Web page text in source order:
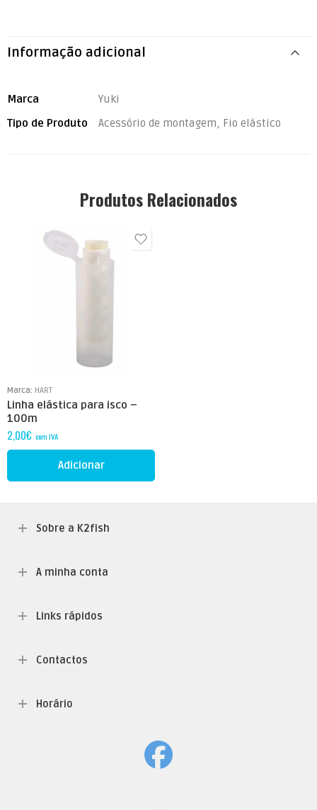
Informação adicional
Marca
Yuki
Tipo de Produto
Acessório de montagem, Fio elástico
Produtos Relacionados
Marca: HART
Linha elástica para isco –
100m
2,00€ com IVA
Adicionar
Sobre a K2fish
A minha conta
Links rápidos
Contactos
Horário